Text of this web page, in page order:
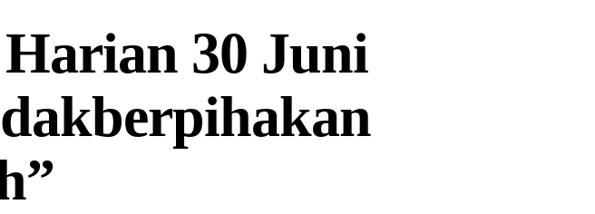
30 Juni